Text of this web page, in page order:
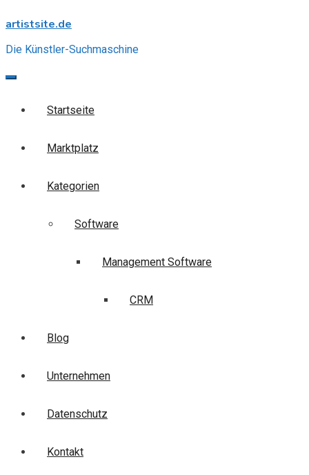
to
artistsite.de
Die Künstler-Suchmaschine
Startseite
Marktplatz
Kategorien
Software
Management Software
CRM
Blog
Unternehmen
Datenschutz
Kontakt